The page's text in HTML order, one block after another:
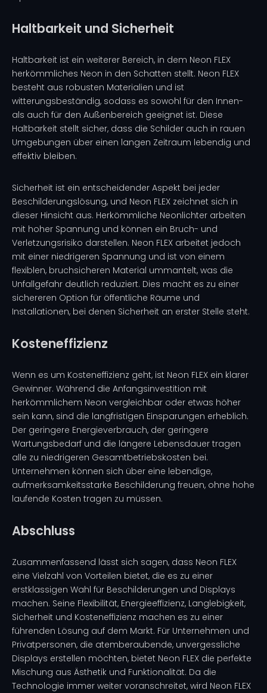
Haltbarkeit und Sicherheit
Haltbarkeit ist ein weiterer Bereich, in dem Neon FLEX
herkömmliches Neon in den Schatten stellt. Neon FLEX
besteht aus robusten Materialien und ist
witterungsbeständig, sodass es sowohl für den Innen-
als auch für den Außenbereich geeignet ist. Diese
Haltbarkeit stellt sicher, dass die Schilder auch in rauen
Umgebungen über einen langen Zeitraum lebendig und
effektiv bleiben.
Sicherheit ist ein entscheidender Aspekt bei jeder
Beschilderungslösung, und Neon FLEX zeichnet sich in
dieser Hinsicht aus. Herkömmliche Neonlichter arbeiten
mit hoher Spannung und können ein Bruch- und
Verletzungsrisiko darstellen. Neon FLEX arbeitet jedoch
mit einer niedrigeren Spannung und ist von einem
flexiblen, bruchsicheren Material ummantelt, was die
Unfallgefahr deutlich reduziert. Dies macht es zu einer
sichereren Option für öffentliche Räume und
Installationen, bei denen Sicherheit an erster Stelle steht.
Kosteneffizienz
Wenn es um Kosteneffizienz geht, ist Neon FLEX ein klarer
Gewinner. Während die Anfangsinvestition mit
herkömmlichem Neon vergleichbar oder etwas höher
sein kann, sind die langfristigen Einsparungen erheblich.
Der geringere Energieverbrauch, der geringere
Wartungsbedarf und die längere Lebensdauer tragen
alle zu niedrigeren Gesamtbetriebskosten bei.
Unternehmen können sich über eine lebendige,
aufmerksamkeitsstarke Beschilderung freuen, ohne hohe
laufende Kosten tragen zu müssen.
Abschluss
Zusammenfassend lässt sich sagen, dass Neon FLEX
eine Vielzahl von Vorteilen bietet, die es zu einer
erstklassigen Wahl für Beschilderungen und Displays
machen. Seine Flexibilität, Energieeffizienz, Langlebigkeit,
Sicherheit und Kosteneffizienz machen es zu einer
führenden Lösung auf dem Markt. Für Unternehmen und
Privatpersonen, die atemberaubende, unvergessliche
Displays erstellen möchten, bietet Neon FLEX die perfekte
Mischung aus Ästhetik und Funktionalität. Da die
Technologie immer weiter voranschreitet, wird Neon FLEX